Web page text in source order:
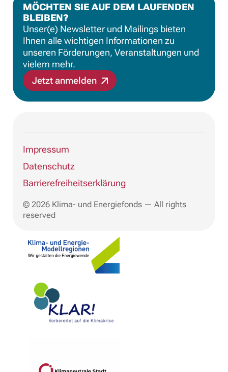
MÖCHTEN SIE AUF DEM LAUFENDEN
BLEIBEN?
Unser(e) Newsletter und Mailings bieten
Ihnen alle wichtigen Informationen zu
unseren Förderungen, Veranstaltungen und
vielem mehr.
Jetzt anmelden
Impressum
Datenschutz
Barrierefreiheitserklärung
© 2026 Klima- und Energiefonds — All rights
reserved